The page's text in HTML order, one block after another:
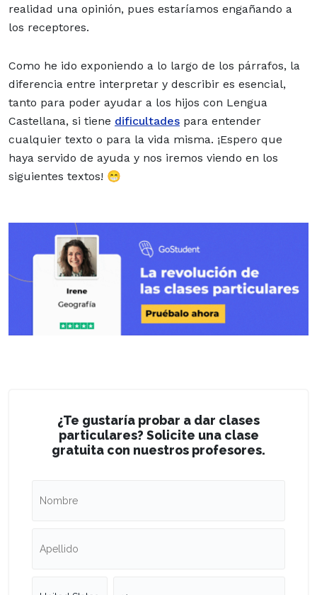
realidad una opinión, pues estaríamos engañando a
los receptores.
Como he ido exponiendo a lo largo de los párrafos, la
diferencia entre interpretar y describir es esencial,
tanto para poder ayudar a los hijos con Lengua
Castellana, si tiene dificultades para entender
cualquier texto o para la vida misma. ¡Espero que
haya servido de ayuda y nos iremos viendo en los
siguientes textos! 😁
¿Te gustaría probar a dar clases
particulares? Solicite una clase
gratuita con nuestros profesores.